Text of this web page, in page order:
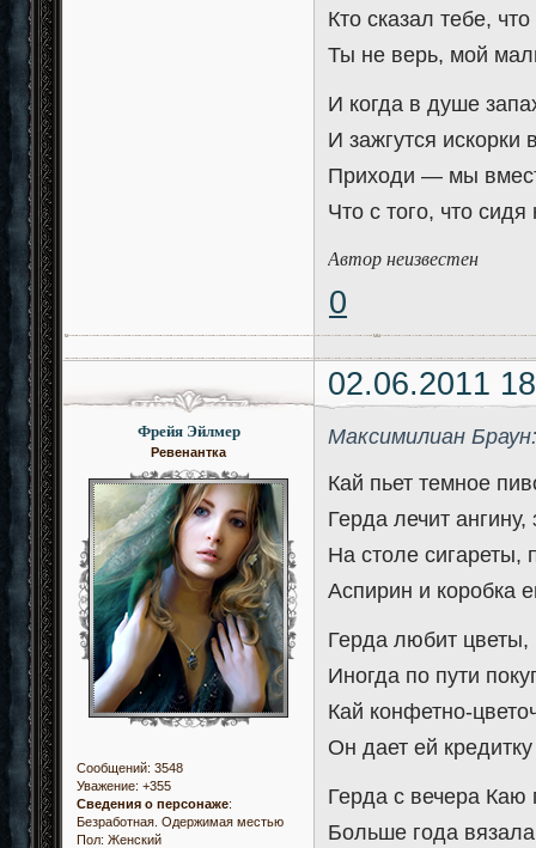
Кто сказал тебе,
Ты не верь, мой
И когда в душе
И зажгутся искорки
Приходи — мы
Что с того, что
Автор неизвестен
0
02.06.2011
Фрейя Эйлмер
Ревенантка
Сообщений: 3548
Уважение: +355
Сведения о персонаже:
Безработная. Одержимая местью
Пол: Женский
Максимилиан
Кай пьет темное
Герда лечит
На столе сигареты,
Аспирин и коробка
Герда любит цветы,
Иногда по пути
Кай конфетно-
Он дает ей
Герда с вечера
Больше года